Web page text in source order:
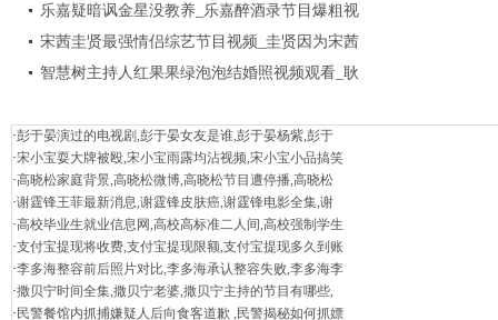
乐嘉疑暗讽金星没教养_乐嘉醉酒录节目爆粗视
频_超级演说家金星乐嘉
宋茜圭贤最强情侣综艺节目视频_圭贤因为宋茜
骂韩庚内幕
智慧树主持人红果果绿泡泡结婚照视频观看_耿
·彭于晏演过的电视剧,彭于晏女友是谁,彭于晏杨紫,彭于
·宋小宝耍大牌被殴,宋小宝雨露均沾视频,宋小宝小品搞笑
·高晓松家庭背景,高晓松微博,高晓松节目遭停播,高晓松
·谢霆锋王菲最新消息,谢霆锋皮肤癌,谢霆锋电影全集,谢
·高校毕业生就业信息网,高校高标准二人间,高校强制学生
·支付宝提现将收费,支付宝提现限额,支付宝提现多久到账
·李多海整容前后照片对比,李多海承认整容失败,李多海李
·撒贝宁时间全集,撒贝宁老婆,撒贝宁主持的节目有哪些,
· 民警餐馆内抓捕嫌疑人后向食客道歉 ,民警揭秘如何抓嫖